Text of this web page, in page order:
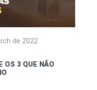
de 2022
OS 3 QUE NÃO